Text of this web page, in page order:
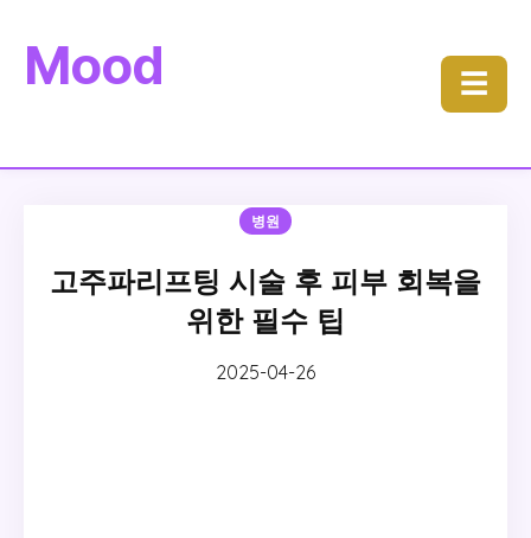
Mood ☰
병원
고주파리프팅 시술 후 피부 회복을
위한 필수 팁
2025-04-26